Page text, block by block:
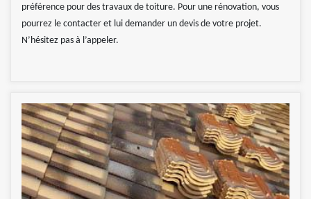
préférence pour des travaux de toiture. Pour une rénovation, vous
pourrez le contacter et lui demander un devis de votre projet.
N’hésitez pas à l’appeler.